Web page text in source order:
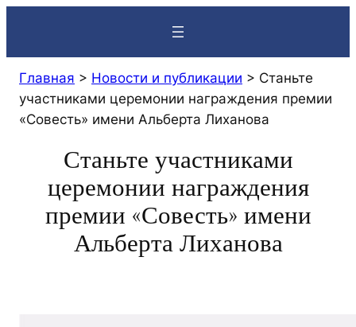
содержимому
Главная > Новости и публикации > Станьте
участниками церемонии награждения премии
«Совесть» имени Альберта Лиханова
Станьте участниками
церемонии награждения
премии «Совесть» имени
Альберта Лиханова